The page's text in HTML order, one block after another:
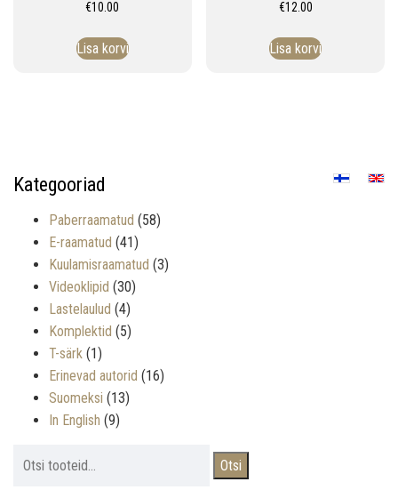
€10.00
Lisa korvi
€12.00
Lisa korvi
Kategooriad
Paberraamatud (58)
E-raamatud (41)
Kuulamisraamatud (3)
Videoklipid (30)
Lastelaulud (4)
Komplektid (5)
T-särk (1)
Erinevad autorid (16)
Suomeksi (13)
In English (9)
Otsi